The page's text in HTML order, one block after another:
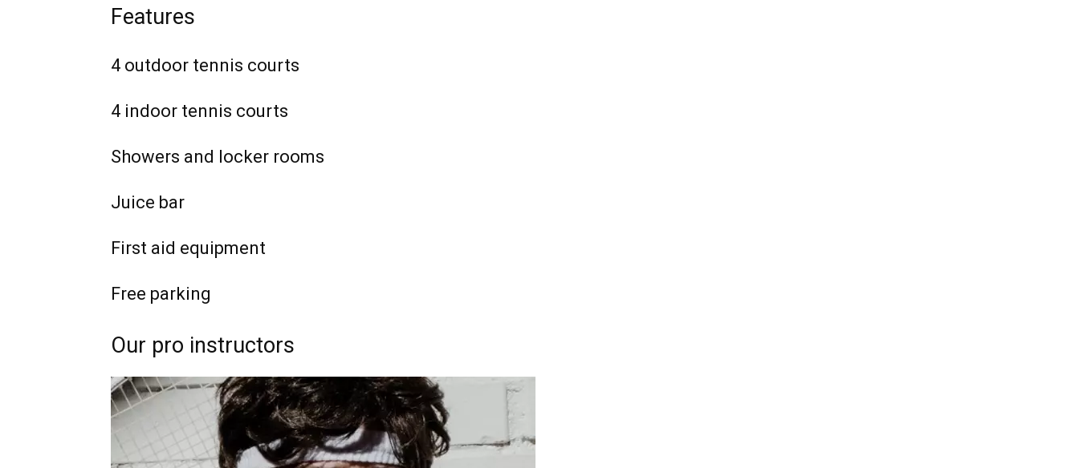
Features
4 outdoor tennis courts
4 indoor tennis courts
Showers and locker rooms
Juice bar
First aid equipment
Free parking
Our pro instructors